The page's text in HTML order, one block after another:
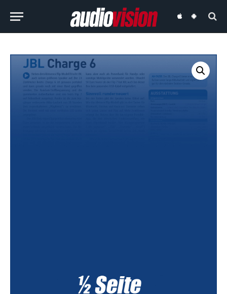
audiovisionaudiovision